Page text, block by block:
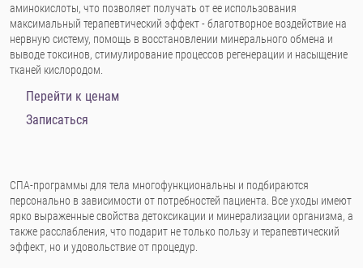
аминокислоты, что позволяет получать от ее использования
максимальный терапевтический эффект - благотворное воздействие на
нервную систему, помощь в восстановлении минерального обмена и
выводе токсинов, стимулирование процессов регенерации и насыщение
тканей кислородом.
Перейти к ценам
Записаться
СПА-программы для тела многофункциональны и подбираются
персонально в зависимости от потребностей пациента. Все уходы имеют
ярко выраженные свойства детоксикации и минерализации организма, а
также расслабления, что подарит не только пользу и терапевтический
эффект, но и удовольствие от процедур.